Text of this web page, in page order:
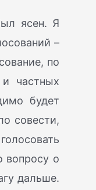
ясен. Я
–
по
частных
будет
совести,
вопросу о
дальше.